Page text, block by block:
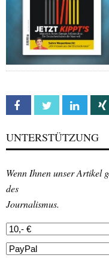
Facebook Twitter Linkedin
UNTERSTÜTZUNG
Wenn Ihnen unser Artikel
des
Journalismus.